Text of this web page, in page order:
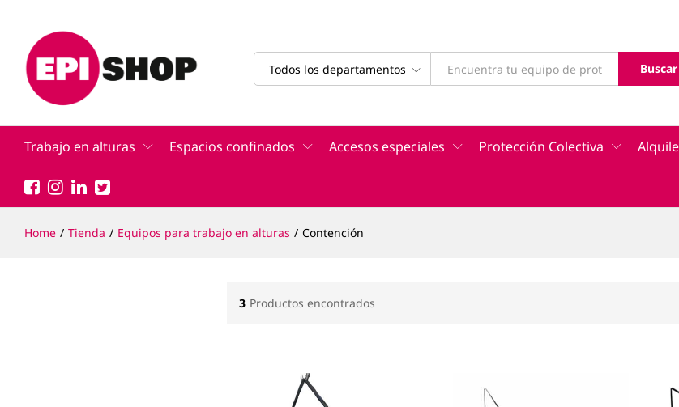
Todos los departamentos Buscar
Trabajo en alturas Espacios confinados Accesos especiales Protección Colectiva
Home / Tienda / Equipos para trabajo en alturas / Contención
3 Productos encontrados